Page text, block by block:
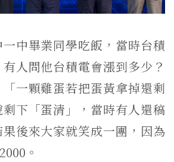
中畢業同學吃飯，當時台積
人問他台積電會漲到多少？
一顆雞蛋若把蛋黃拿掉還剩
下「蛋清」，當時有人還稿
後來大家就笑成一團，因為
。